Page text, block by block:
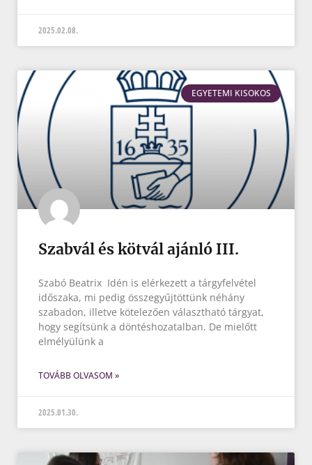
2025.02.08.
EGYETEMI KISOKOS
Szabvál és kötvál ajánló III.
Szabó Beatrix Idén is elérkezett a tárgyfelvétel
időszaka, mi pedig összegyűjtöttünk néhány
szabadon, illetve kötelezően választható tárgyat,
hogy segítsünk a döntéshozatalban. De mielőtt
elmélyülünk a
TOVÁBB OLVASOM »
2025.01.30.